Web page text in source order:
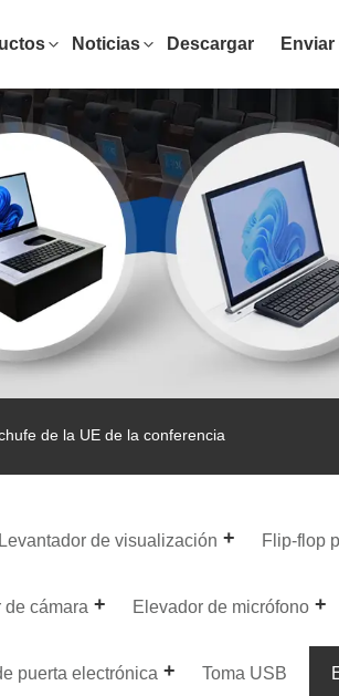
Noticias Descargar
de la UE de la conferencia
Levantador de visualización Flip-flop
de cámara Elevador de micrófono
puerta electrónica Toma USB